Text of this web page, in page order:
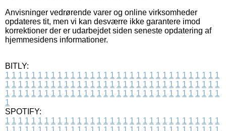
Anvisninger vedrørende varer og online virksomheder
opdateres tit, men vi kan desværre ikke garantere imod
korrektioner der er udarbejdet siden seneste opdatering af
hjemmesidens informationer.
BITLY:
1 1 1 1 1 1 1 1 1 1 1 1 1 1 1 1 1 1 1 1 1 1 1 1 1 1 1 1 1 1 1 1 1
1 1 1 1 1 1 1 1 1 1 1 1 1 1 1 1 1 1 1 1 1 1 1 1 1 1 1 1 1 1 1 1 1
1 1 1 1 1 1 1 1 1 1 1 1 1 1 1 1 1 1 1 1 1 1 1 1 1 1 1 1 1 1 1 1 1
1
SPOTIFY:
1 1 1 1 1 1 1 1 1 1 1 1 1 1 1 1 1 1 1 1 1 1 1 1 1 1 1 1 1 1 1 1 1